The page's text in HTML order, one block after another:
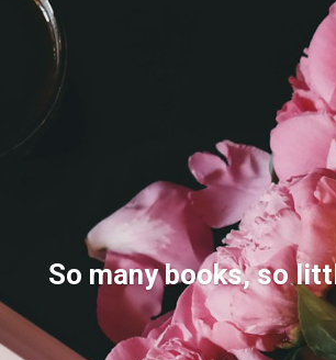
So many books, so